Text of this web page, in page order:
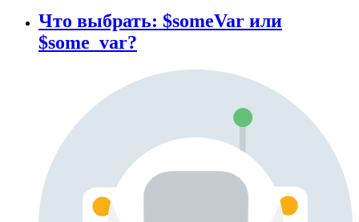
Что выбрать: $someVar или
$some_var?